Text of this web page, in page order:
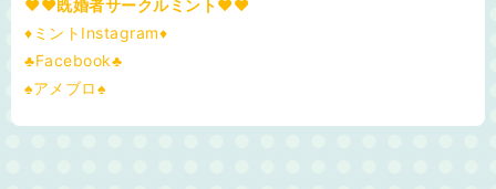
♥❤既婚者サークルミント❤♥
♦ミントInstagram♦
♣Facebook♣
♠アメブロ♠